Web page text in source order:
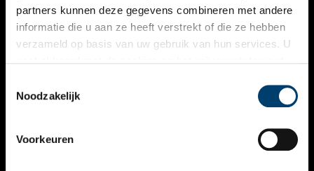
partners kunnen deze gegevens combineren met andere
informatie die u aan ze heeft verstrekt of die ze hebben
verzameld op basis van uw gebruik van hun services. U
Noodzakelijk
Voorkeuren
NIEUWS
KALENDER
ACTIVITEITEN